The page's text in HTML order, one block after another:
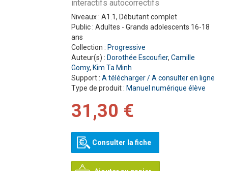
interactifs autocorrectifs
Niveaux : A1.1, Débutant complet
Public : Adultes - Grands adolescents 16-18
ans
Collection : Progressive
Auteur(s) : Dorothée Escoufier, Camille
Gomy, Kim Ta Minh
Support : A télécharger / A consulter en ligne
Type de produit : Manuel numérique élève
31,30 €
Consulter la fiche